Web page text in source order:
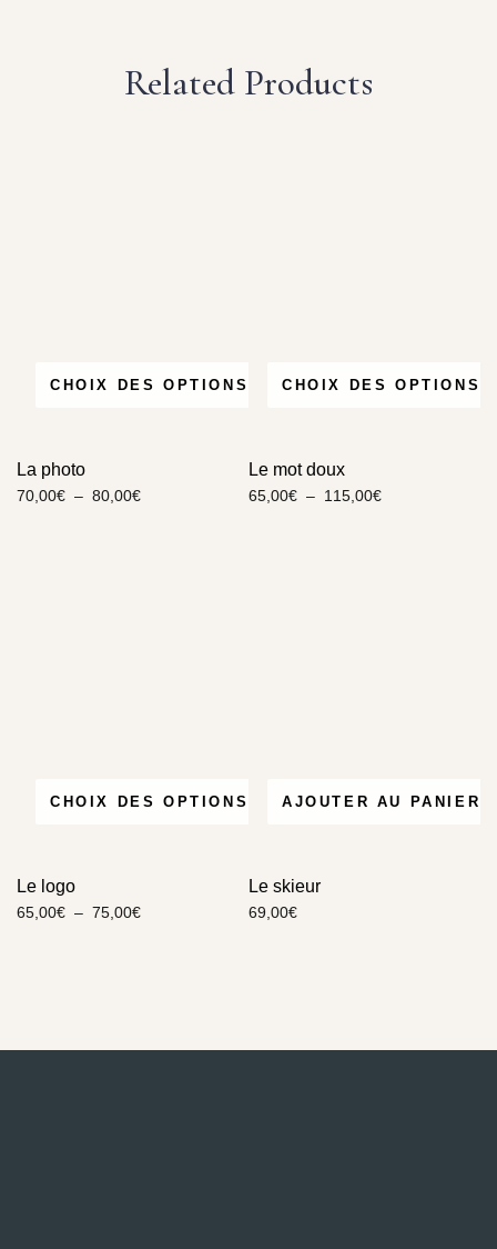
Related Products
CHOIX DES OPTIONS
La photo
70,00€ – 80,00€
CHOIX DES OPTIONS
Le mot doux
65,00€ – 115,00€
CHOIX DES OPTIONS
Le logo
65,00€ – 75,00€
AJOUTER AU PANIER
Le skieur
69,00€